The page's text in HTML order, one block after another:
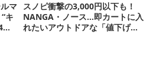
マ
キ
スノピ衝撃の3,000円以下も！
NANGA・ノース…即カートに入
れたいアウトドアな「値下げ夏